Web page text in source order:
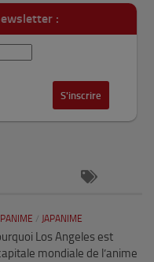
:
/ JAPANIME
Los Angeles est
mondiale de l’anime